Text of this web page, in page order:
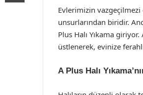
Evlerimizin vazgeçilmezi
unsurlarından biridir.
Plus Halı Yıkama
üstlenerek, evinize
A Plus Halı